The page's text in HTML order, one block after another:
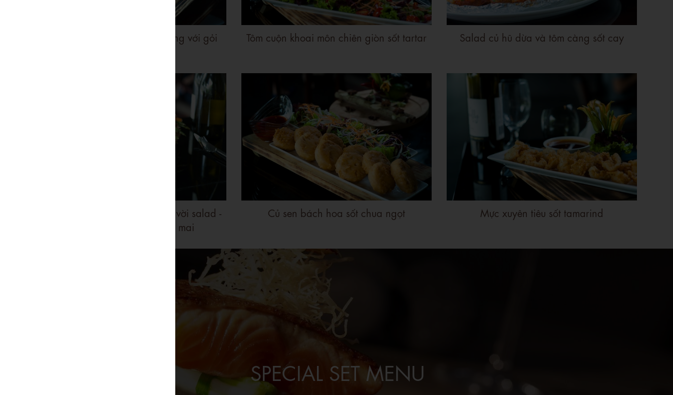
Cá hồi tẩm bột chiên giòn dùng với gỏi
Tôm cuộn khoai môn chiên giòn sốt tartar Salad củ hũ dừa và tôm càng sốt cay
Cánh gà nướng sốt BBQ dùng vời salad -
Ba rọi cuộn nấm sốt phô mai
Củ sen bách hoa sốt chua ngọt Mực xuyên tiêu sốt tamarind
SPECIAL SET MENU